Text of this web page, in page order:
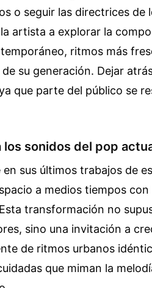
o seguir las directrices de
artista a explorar la
ritmos más
su generación. Dejar
que parte del público se
sonidos del pop
sus últimos trabajos de
a medios tiempos
transformación no
sino una invitación a
de ritmos urbanos
que miman la